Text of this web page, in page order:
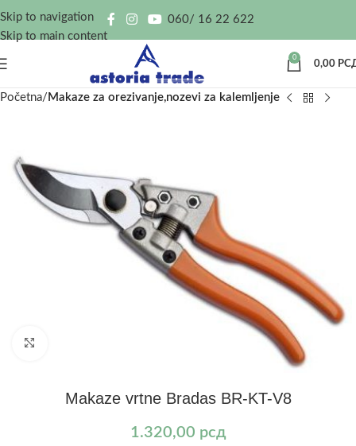
Skip to navigation
Skip to main content
060/ 16 22 622
0
0,00
Početna Makaze za orezivanje,nozevi za kalemljenje
Makaze vrtne Bradas BR-KT-V8
1.320,00 рсд